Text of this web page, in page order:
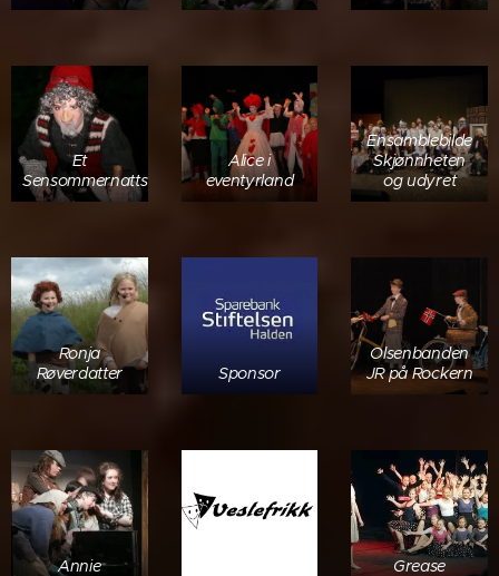
Et
Sensommernattseventyr
Alice i
eventyrland
Ensamblebilde
Skjønnheten
og udyret
Ronja
Røverdatter
Sponsor
Olsenbanden
JR på Rockern
Annie Grease